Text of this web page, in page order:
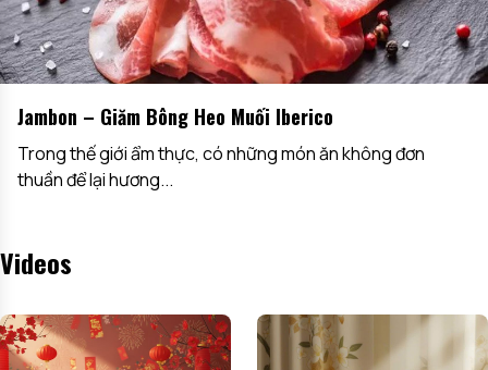
Jambon – Giăm Bông Heo Muối Iberico
Trong thế giới ẩm thực, có những món ăn không đơn
thuần để lại hương...
Videos